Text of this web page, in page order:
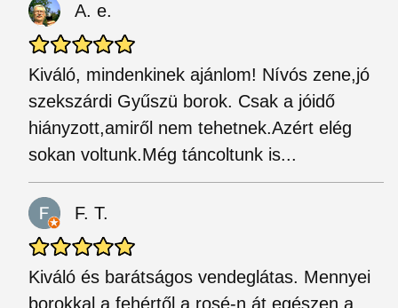
A. e.
Kiváló, mindenkinek ajánlom! Nívós zene,jó
szekszárdi Gyűszü borok. Csak a jóidő
hiányzott,amiről nem tehetnek.Azért elég
sokan voltunk.Még táncoltunk is...
F. T.
Kiváló és barátságos vendeglátas. Mennyei
borokkal a fehértől a rosé-n át egészen a